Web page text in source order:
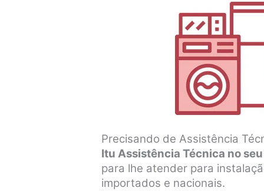
Precisando de Assistência
Itu Assistência Técnica no
para lhe atender para
importados e nacionais.